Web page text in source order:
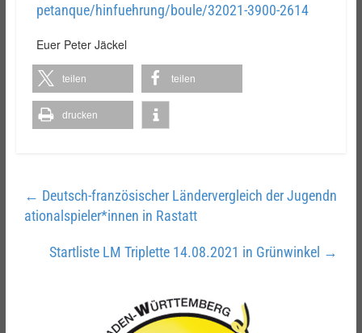
petanque/hinfuehrung/boule/32021-3900-2614
Euer Peter Jäckel
teilen teilen
drucken
← Deutsch-französischer Ländervergleich der Jugendn
ationalspieler*innen in Rastatt
Startliste LM Triplette 14.08.2021 in Grünwinkel →